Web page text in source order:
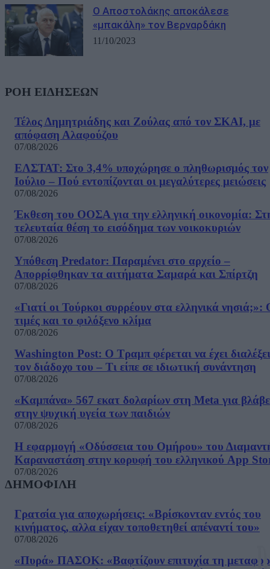
Ο Αποστολάκης αποκάλεσε
«μπακάλη» τον Βερναρδάκη
11/10/2023
ΡΟΗ ΕΙΔΗΣΕΩΝ
Τέλος Δημητριάδης και Ζούλας από τον ΣΚΑΙ, με
απόφαση Αλαφούζου
07/08/2026
ΕΛΣΤΑΤ: Στο 3,4% υποχώρησε ο πληθωρισμός τον
Ιούλιο – Πού εντοπίζονται οι μεγαλύτερες μειώσεις
07/08/2026
Έκθεση του ΟΟΣΑ για την ελληνική οικονομία:
τελευταία θέση το εισόδημα των νοικοκυριών
07/08/2026
Υπόθεση Predator: Παραμένει στο αρχείο –
Απορρίφθηκαν τα αιτήματα Σαμαρά και Σπίρτζη
07/08/2026
«Γιατί οι Τούρκοι συρρέουν στα ελληνικά νησιά;»:
τιμές και το φιλόξενο κλίμα
07/08/2026
Washington Post: Ο Τραμπ φέρεται να έχει διαλέξει
τον διάδοχο του – Τι είπε σε ιδιωτική συνάντηση
07/08/2026
«Καμπάνα» 567 εκατ δολαρίων στη Meta για
στην ψυχική υγεία των παιδιών
07/08/2026
Η εφαρμογή «Οδύσσεια του Ομήρου» του
Καραναστάση στην κορυφή του ελληνικού App
07/08/2026
ΔΗΜΟΦΙΛΗ
Γρατσία για αποχωρήσεις: «Bρίσκονταν εντός του
κινήματος, αλλα είχαν τοποθετηθεί απέναντί του»
07/08/2026
«Πυρά» ΠΑΣΟΚ: «Βαφτίζουν επιτυχία τη